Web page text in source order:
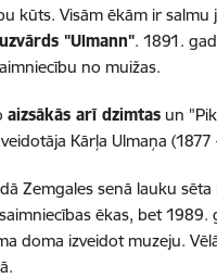
kūts. Visām ēkām ir
uzvārds "Ulmann". 1891.
no muižas.
aizsākās arī dzimtas un
Kārļa Ulmaņa
Zemgales senā lauku
ēkas, bet
doma izveidot muzeju.